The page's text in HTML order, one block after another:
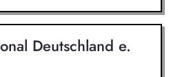
Deutschland e.